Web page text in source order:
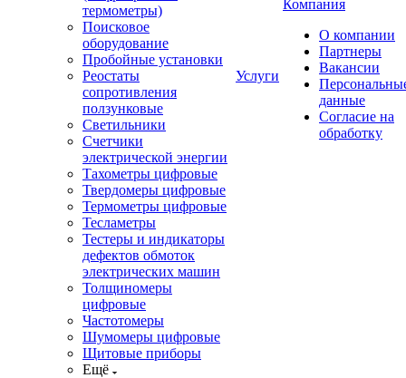
термометры)
Поисковое
оборудование
Пробойные установки
Реостаты
сопротивления
ползунковые
Светильники
Счетчики
электрической энергии
Тахометры цифровые
Твердомеры цифровые
Термометры цифровые
Тесламетры
Тестеры и индикаторы
дефектов обмоток
электрических машин
Толщиномеры
цифровые
Частотомеры
Шумомеры цифровые
Щитовые приборы
Ещё
Услуги
Компания
О компании
Партнеры
Вакансии
данные
Согласие на
обработку